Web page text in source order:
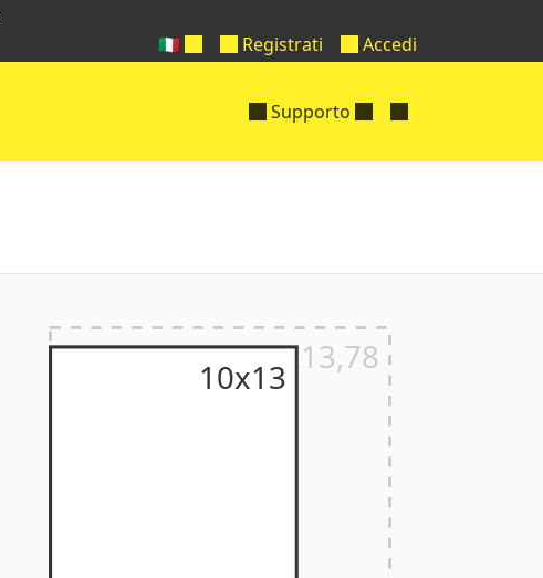
Registrati Accedi
🇮🇹
Supporto